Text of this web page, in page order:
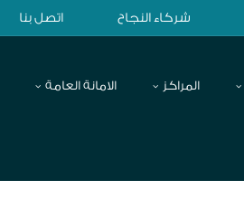
شركاء النجاح اتصل بنا
المراكز الامانة العامة